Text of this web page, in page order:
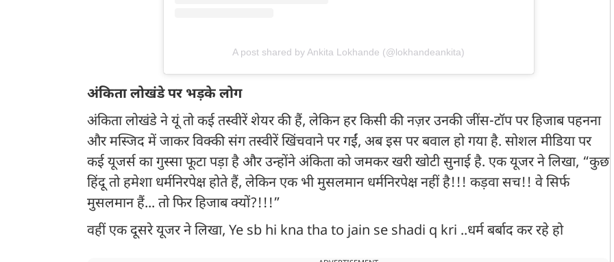
A post shared by Ankita Lokhande (@lokhandeankita)
अंकिता लोखंडे पर भड़के लोग
अंकिता लोखंडे ने यूं तो कई तस्वीरें शेयर की हैं, लेकिन हर किसी की नज़र उनकी जींस-टॉप पर हिजाब पहनना
और मस्जिद में जाकर विक्की संग तस्वीरें खिंचवाने पर गईं, अब इस पर बवाल हो गया है. सोशल मीडिया पर
कई यूजर्स का गुस्सा फूटा पड़ा है और उन्होंने अंकिता को जमकर खरी खोटी सुनाई है. एक यूजर ने लिखा, “कुछ
हिंदू तो हमेशा धर्मनिरपेक्ष होते हैं, लेकिन एक भी मुसलमान धर्मनिरपेक्ष नहीं है!!! कड़वा सच!! वे सिर्फ
मुसलमान हैं... तो फिर हिजाब क्यों?!!!”
वहीं एक दूसरे यूजर ने लिखा, Ye sb hi kna tha to jain se shadi q kri ..धर्म बर्बाद कर रहे हो